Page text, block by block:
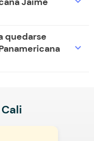
quedarse
expand_more